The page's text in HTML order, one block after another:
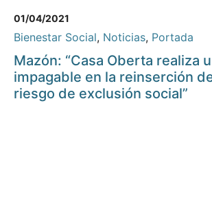
01/04/2021
Bienestar Social, Noticias, Portada
Mazón: “Casa Oberta realiza
impagable en la reinserción
riesgo de exclusión social”